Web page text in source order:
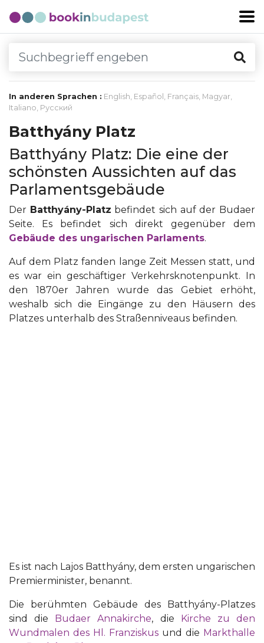
In anderen Sprachen : English, Español , Français, Magyar,
Italiano, Русский
Batthyány Platz
Batthyány Platz: Die eine der
schönsten Aussichten auf das
Parlamentsgebäude
Der Batthyány-Platz befindet sich auf der Budaer
Seite. Es befindet sich direkt gegenüber dem
Gebäude des ungarischen Parlaments.
Auf dem Platz fanden lange Zeit Messen statt, und
es war ein geschäftiger Verkehrsknotenpunkt. In
den 1870er Jahren wurde das Gebiet erhöht,
weshalb sich die Eingänge zu den Häusern des
Platzes unterhalb des Straßenniveaus befinden.
Es ist nach Lajos Batthyány, dem ersten ungarischen
Premierminister, benannt.
Die berühmten Gebäude des Batthyány-Platzes
sind die Budaer Annakirche, die Kirche zu den
Wundmalen des Hl. Franziskus und die Markthalle